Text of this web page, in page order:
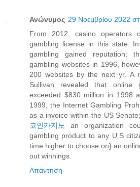
Ανώνυμος 29 Νοεμβρίου 2022
From 2012, casino operators
gambling license in this state.
gambling gained reputation;
gambling websites in 1996,
200 websites by the next yr. A
Sullivan revealed that online
exceeded $830 million in 1998
1999, the Internet Gambling
as a invoice within the US
코인카지노
an organization
gambling product to any U.S
time higher to choose on} an
out winnings.
Απάντηση